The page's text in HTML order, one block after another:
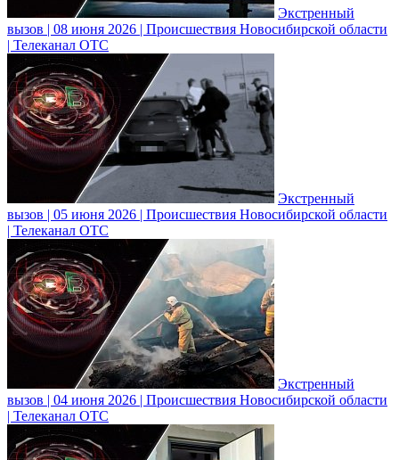
Экстренный
вызов | 08 июня 2026 | Происшествия Новосибирской области
| Телеканал ОТС
Экстренный
вызов | 05 июня 2026 | Происшествия Новосибирской области
| Телеканал ОТС
Экстренный
вызов | 04 июня 2026 | Происшествия Новосибирской области
| Телеканал ОТС